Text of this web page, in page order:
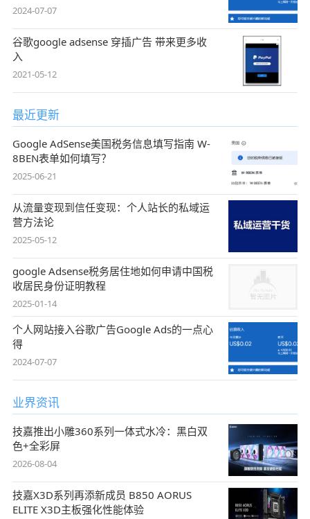
2024-07-07
谷歌google adsense 穿插广告 带来更多收
入
2021-05-12
最近更新
Google AdSense美国税务信息填写指南 W-
8BEN表单如何填写？
2025-06-21
从流量变现到信任变现：个人站长的私域运
营方法论
2025-05-12
google Adsense税务居住地如何申请中国税
收居民身份证明教程
2025-01-14
个人网站接入谷歌广告Google Ads的一点心
得
2024-07-07
业界资讯
技嘉推出小雕360系列一体式水冷：黑白双
色+全彩屏
2026-08-04
技嘉X3D系列再添新成员 B850 AORUS
ELITE X3D主板强化性能体验